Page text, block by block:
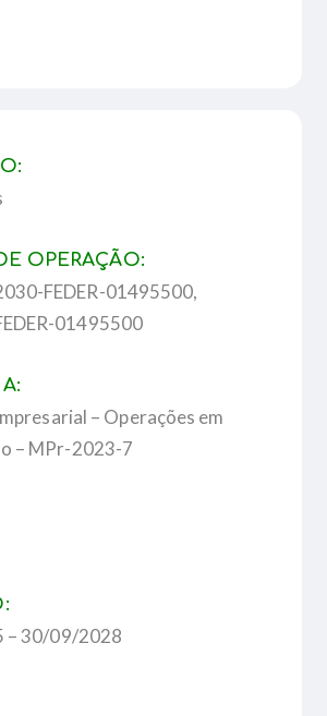
OPERAÇÃO:
FEDER-01495500,
01495500
– Operações em
– MPr-2023-7
– 30/09/2028